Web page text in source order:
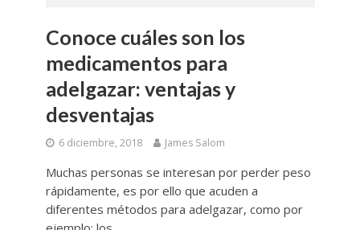
Conoce cuáles son los
medicamentos para
adelgazar: ventajas y
desventajas
6 diciembre, 2018 James Salom
Muchas personas se interesan por perder peso
rápidamente, es por ello que acuden a
diferentes métodos para adelgazar, como por